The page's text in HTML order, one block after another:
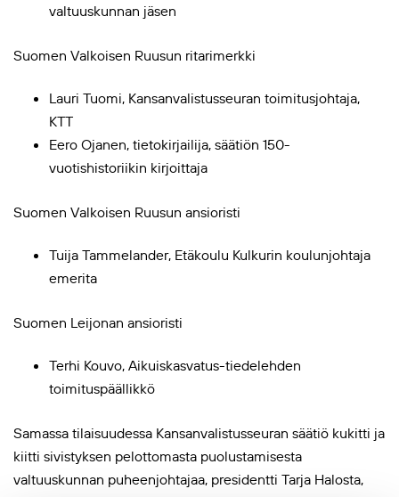
valtuuskunnan jäsen
Suomen Valkoisen Ruusun ritarimerkki
Lauri Tuomi, Kansanvalistusseuran toimitusjohtaja,
KTT
Eero Ojanen, tietokirjailija, säätiön 150-
vuotishistoriikin kirjoittaja
Suomen Valkoisen Ruusun ansioristi
Tuija Tammelander, Etäkoulu Kulkurin koulunjohtaja
emerita
Suomen Leijonan ansioristi
Terhi Kouvo, Aikuiskasvatus-tiedelehden
toimituspäällikkö
Samassa tilaisuudessa Kansanvalistusseuran säätiö kukitti ja
kiitti sivistyksen pelottomasta puolustamisesta
valtuuskunnan puheenjohtajaa, presidentti Tarja Halosta,